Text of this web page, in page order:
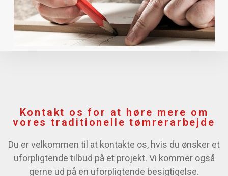
Kontakt os for at høre mere om
vores traditionelle tømrerarbejde
Du er velkommen til at kontakte os, hvis du ønsker et
uforpligtende tilbud på et projekt. Vi kommer også
gerne ud på en uforpligtende besigtigelse.